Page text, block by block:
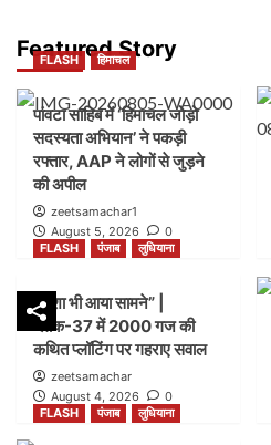
5
FLASH
विधायक कुलवंत सिंह सिद्धू ने
का नाम ‘श्री गुरु रविदास
FLASH हिमाचल
पांवटा साहिब में ‘हिमाचल
रफ्तार, AAP ने लोगों से
2
डम्मी निगम सदन लगाकर
भेदभाव और भ्रष्टाचार के
FLASH पंजाब
नक्शा भी आया सामने” |
Featured Story
FLASH हिमाचल
पांवटा साहिब में ‘हिमाचल जोड़ो
सदस्यता अभियान’ ने पकड़ी
रफ्तार, AAP ने लोगों से जुड़ने
की अपील
zeetsamachar1
August 5, 2026
0
FLASH
पंजाब लुधियाना
नक्शा भी आया सामने” |
ब्लॉक-37 में 2000 गज की
कथित प्लॉटिंग पर गहराए सवाल
zeetsamachar
August 4, 2026
0
FLASH
पंजाब लुधियाना